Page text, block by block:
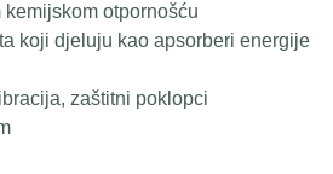
otpornošću
koji djeluju kao apsorberi energije
zaštitni poklopci